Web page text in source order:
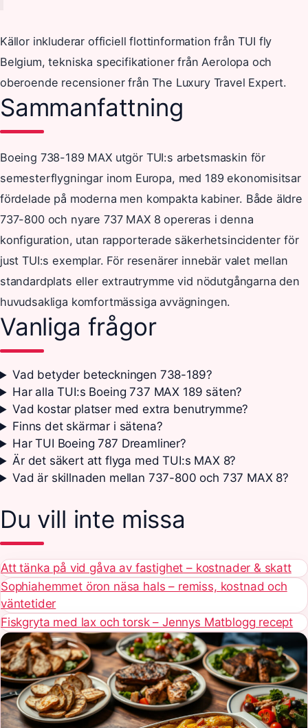
Källor inkluderar officiell flottinformation från TUI fly
Belgium, tekniska specifikationer från Aerolopa och
oberoende recensioner från The Luxury Travel Expert.
Sammanfattning
Boeing 738-189 MAX utgör TUI:s arbetsmaskin för
semesterflygningar inom Europa, med 189 ekonomisitsar
fördelade på moderna men kompakta kabiner. Både äldre
737-800 och nyare 737 MAX 8 opereras i denna
konfiguration, utan rapporterade säkerhetsincidenter för
just TUI:s exemplar. För resenärer innebär valet mellan
standardplats eller extrautrymme vid nödutgångarna den
huvudsakliga komfortmässiga avvägningen.
Vanliga frågor
Vad betyder beteckningen 738-189?
Har alla TUI:s Boeing 737 MAX 189 säten?
Vad kostar platser med extra benutrymme?
Finns det skärmar i sätena?
Har TUI Boeing 787 Dreamliner?
Är det säkert att flyga med TUI:s MAX 8?
Vad är skillnaden mellan 737-800 och 737 MAX 8?
Du vill inte missa
Att tänka på vid gåva av fastighet – kostnader & skatt
Sophiahemmet öron näsa hals – remiss, kostnad och
väntetider
Fiskgryta med lax och torsk – Jennys Matblogg recept